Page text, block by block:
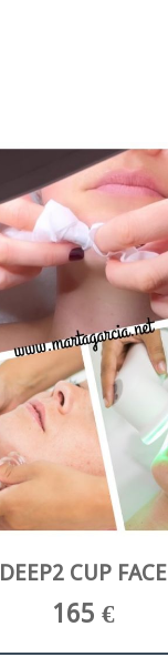
DEEP2 CUP FACE
165 €